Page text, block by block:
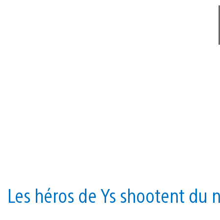
Les héros de Ys shootent du